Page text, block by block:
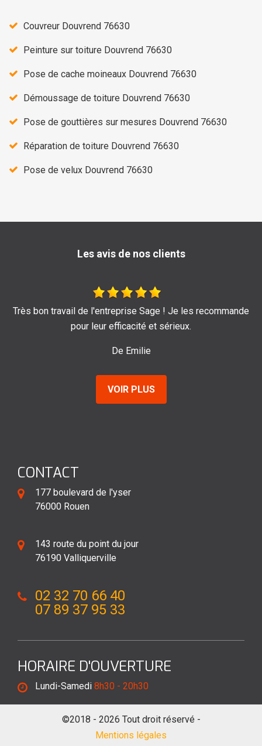
Couvreur Douvrend 76630
Peinture sur toiture Douvrend 76630
Pose de cache moineaux Douvrend 76630
Démoussage de toiture Douvrend 76630
Pose de gouttières sur mesures Douvrend 76630
Réparation de toiture Douvrend 76630
Pose de velux Douvrend 76630
Les avis de nos clients
Je recommande au top !!
VOIR PLUS
CONTACT
177 boulevard de l'yser
76000 Rouen
143 route du point du jour
76190 Valliquerville
02 32 70 66 40
07 89 37 95 33
HORAIRE D'OUVERTURE
Lundi-Samedi 8h30 - 20h30
©2018 - 2026 Tout droit réservé -
Mentions légales